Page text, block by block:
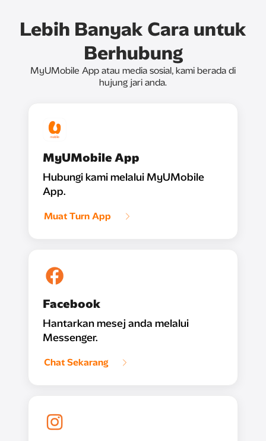
Lebih Banyak Cara untuk
Berhubung
MyUMobile App atau media sosial, kami berada di
hujung jari anda.
MyUMobile App
Hubungi kami melalui MyUMobile
App.
Muat Turn App
Facebook
Hantarkan mesej anda melalui
Messenger.
Chat Sekarang